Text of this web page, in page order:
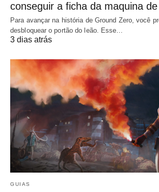
conseguir a ficha da maquina
Para avançar na história de Ground Zero, você
desbloquear o portão do leão. Esse…
3 dias atrás
GUIAS